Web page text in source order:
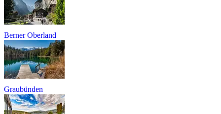
Berner Oberland
Graubünden